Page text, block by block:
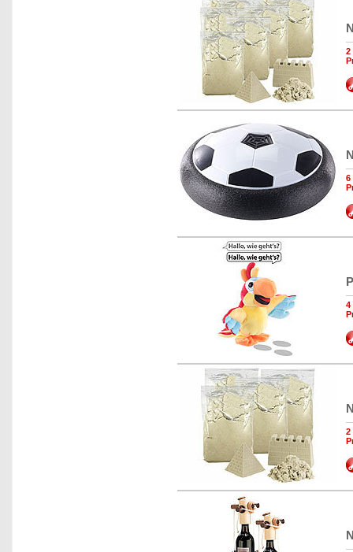
2
6
4
2